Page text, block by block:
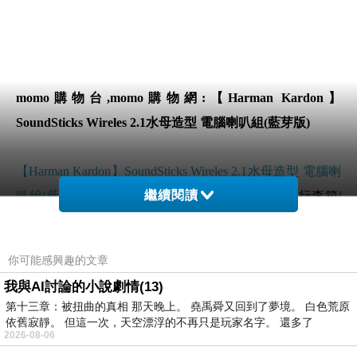
momo購物台,momo購物網:【Harman Kardon】
SoundSticks Wireles 2.1水母造型 電腦喇叭組(藍芽版)
【Harman Kardon】SoundSticks Wireles 2.1水母造型 電腦喇
叭組(藍芽版)
哪裡買最便宜.心得文.試用文.分享文行李箱/
前幾天在逛街的時候看到【Harman Kardon】SoundSticks
Wireles 2.1水母造型 電腦喇叭組(藍芽版)
正打算買【Harman Kardon】SoundSticks Wireles 2.1水母造
型 電腦喇叭組(藍芽版)
繼續閱讀
你可能感興趣的文章
我與AI討論的小說劇情(13)
第十三章：被扭曲的真相 那天晚上。 堯禹舜又回到了夢境。 白色荒原
依舊寂靜。 但這一次，天空漂浮的不再只是玩家名字。 還多了
2026-08-06